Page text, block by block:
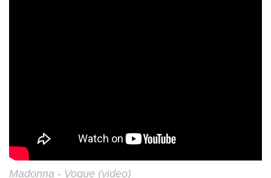
Madonna - Vogue (video)